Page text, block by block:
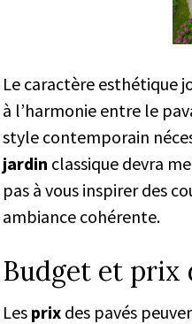
Le caractère esthétique
à l’harmonie entre le
style contemporain
jardin classique devra
pas à vous inspirer des
ambiance cohérente.
Budget et prix
Les prix des pavés